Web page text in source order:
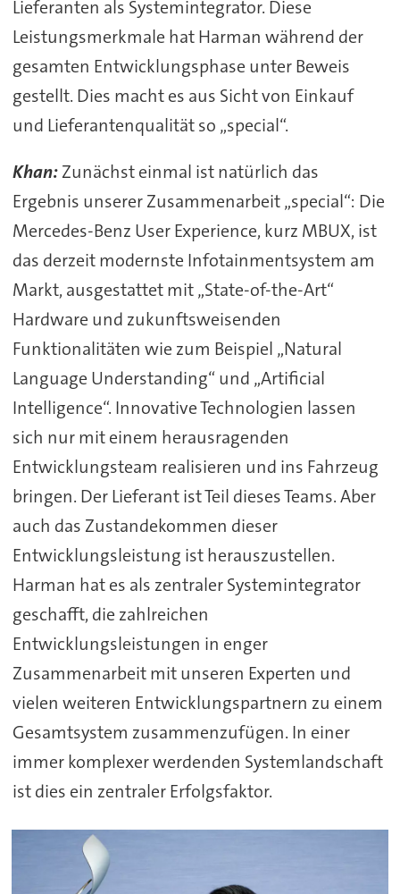
Lieferanten als Systemintegrator. Diese
Leistungsmerkmale hat Harman während der
gesamten Entwicklungsphase unter Beweis
gestellt. Dies macht es aus Sicht von Einkauf
und Lieferantenqualität so „special“.
Khan:Zunächst einmal ist natürlich das
Ergebnis unserer Zusammenarbeit „special“: Die
Mercedes-Benz User Experience, kurz MBUX, ist
das derzeit modernste Infotainmentsystem am
Markt, ausgestattet mit „State-of-the-Art“
Hardware und zukunftsweisenden
Funktionalitäten wie zum Beispiel „Natural
Language Understanding“ und „Artificial
Intelligence“. Innovative Technologien lassen
sich nur mit einem herausragenden
Entwicklungsteam realisieren und ins Fahrzeug
bringen. Der Lieferant ist Teil dieses Teams. Aber
auch das Zustandekommen dieser
Entwicklungsleistung ist herauszustellen.
Harman hat es als zentraler Systemintegrator
geschafft, die zahlreichen
Entwicklungsleistungen in enger
Zusammenarbeit mit unseren Experten und
vielen weiteren Entwicklungspartnern zu einem
Gesamtsystem zusammenzufügen. In einer
immer komplexer werdenden Systemlandschaft
ist dies ein zentraler Erfolgsfaktor.